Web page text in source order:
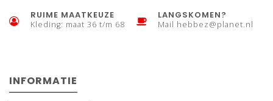
RUIME MAATKEUZE
Kleding: maat 36 t/m 68
LANGSKOMEN?
Mail hebbez@planet.nl
INFORMATIE